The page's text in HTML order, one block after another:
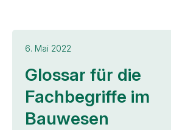
6. Mai 2022
Glossar für die
Fachbegriffe im
Bauwesen